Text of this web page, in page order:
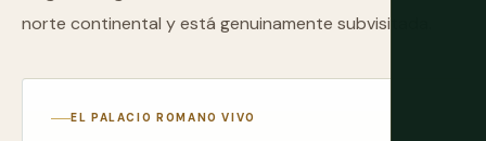
norte continental y está genuinamente subvisitada.
EL PALACIO ROMANO VIVO